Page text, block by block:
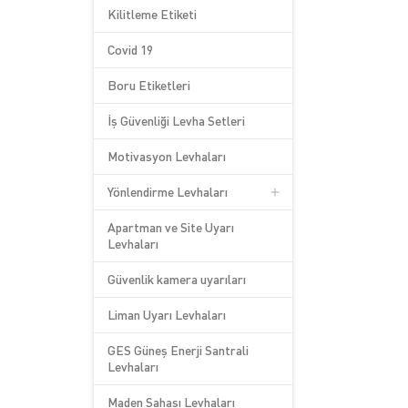
Kilitleme Etiketi
Covid 19
Boru Etiketleri
İş Güvenliği Levha Setleri
Motivasyon Levhaları
Yönlendirme Levhaları
Apartman ve Site Uyarı
Levhaları
Güvenlik kamera uyarıları
Liman Uyarı Levhaları
GES Güneş Enerji Santrali
Levhaları
Maden Sahası Levhaları